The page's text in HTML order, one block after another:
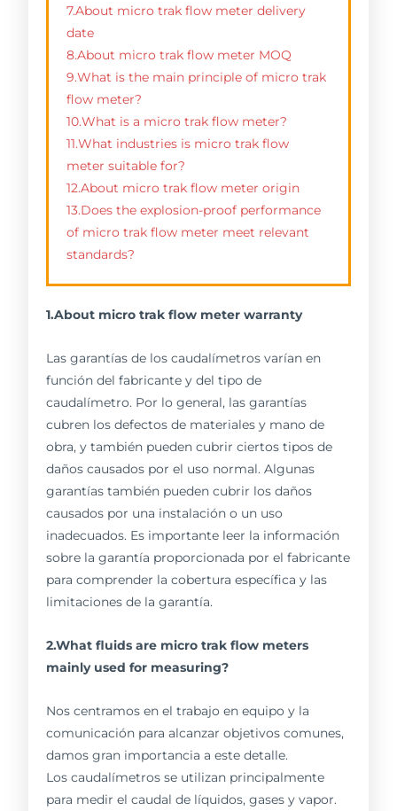
7.About micro trak flow meter delivery
date
8.About micro trak flow meter MOQ
9.What is the main principle of micro trak
flow meter?
10.What is a micro trak flow meter?
11.What industries is micro trak flow
meter suitable for?
12.About micro trak flow meter origin
13.Does the explosion-proof performance
of micro trak flow meter meet relevant
standards?
1.About micro trak flow meter warranty
Las garantías de los caudalímetros varían en
función del fabricante y del tipo de
caudalímetro. Por lo general, las garantías
cubren los defectos de materiales y mano de
obra, y también pueden cubrir ciertos tipos de
daños causados por el uso normal. Algunas
garantías también pueden cubrir los daños
causados por una instalación o un uso
inadecuados. Es importante leer la información
sobre la garantía proporcionada por el fabricante
para comprender la cobertura específica y las
limitaciones de la garantía.
2.What fluids are micro trak flow meters
mainly used for measuring?
Nos centramos en el trabajo en equipo y la
comunicación para alcanzar objetivos comunes,
damos gran importancia a este detalle.
Los caudalímetros se utilizan principalmente
para medir el caudal de líquidos, gases y vapor.